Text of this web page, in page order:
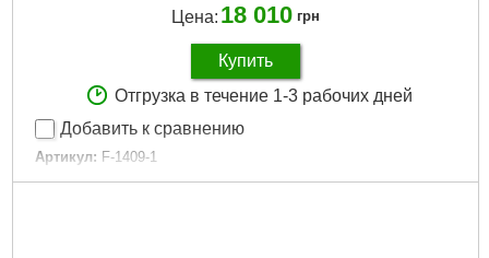
Цена: 18 010 грн
Купить
Отгрузка в течение 1-3 рабочих дней
Добавить к сравнению
Артикул: F-1409-1
Код товара: 23.97.33